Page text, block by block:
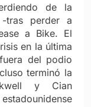
de la
tras perder a
a Bike. El
en la última
del podio
terminó la
y Cian